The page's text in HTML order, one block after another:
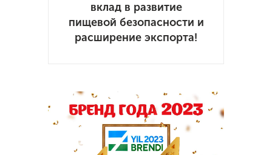
вклад в развитие
пищевой безопасности и
расширение экспорта!